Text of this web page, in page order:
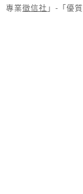
專業徵信社 」-「優質